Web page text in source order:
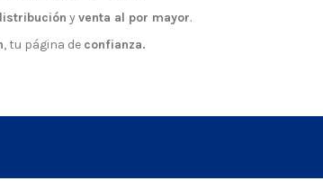
yventa al por mayor.
, tu página de confianza.